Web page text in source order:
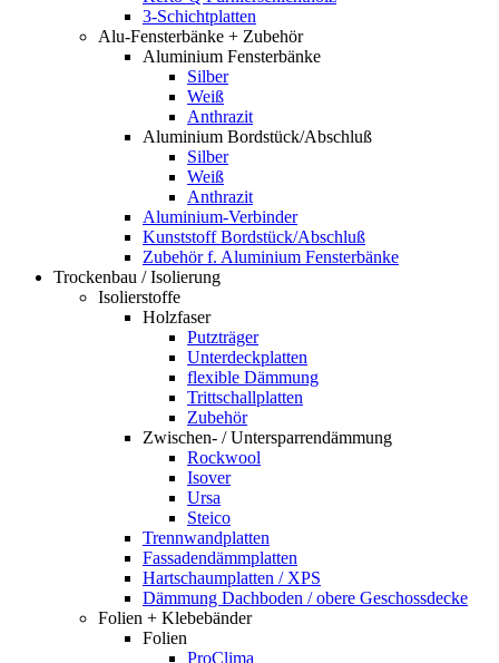
3-Schichtplatten
Alu-Fensterbänke + Zubehör
Aluminium Fensterbänke
Silber
Weiß
Anthrazit
Aluminium Bordstück/Abschluß
Silber
Weiß
Anthrazit
Aluminium-Verbinder
Kunststoff Bordstück/Abschluß
Zubehör f. Aluminium Fensterbänke
Trockenbau / Isolierung
Isolierstoffe
Holzfaser
Putzträger
Unterdeckplatten
flexible Dämmung
Trittschallplatten
Zubehör
Zwischen- / Untersparrendämmung
Rockwool
Isover
Ursa
Steico
Trennwandplatten
Fassadendämmplatten
Hartschaumplatten / XPS
Dämmung Dachboden / obere Geschossdecke
Folien + Klebebänder
Folien
ProClima